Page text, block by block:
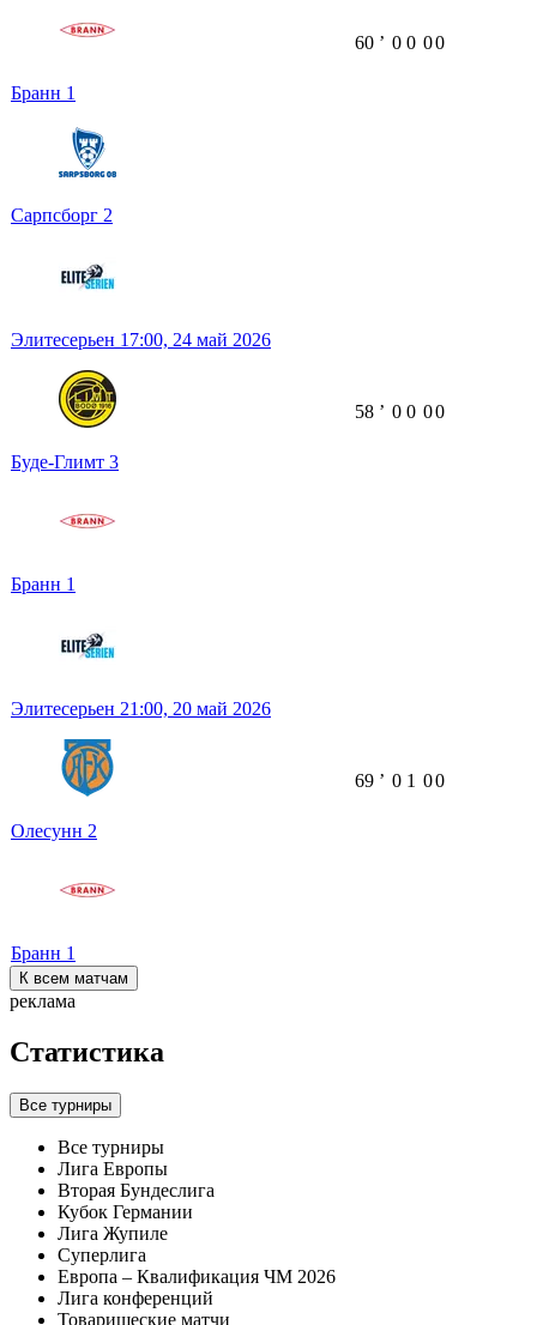
Бранн 1
Сарпсборг 2
60 ʼ 0 0 00
Элитесерьен 17:00, 24 май 2026
Буде-Глимт 3
Бранн 1
58 ʼ 0 0 00
Элитесерьен 21:00, 20 май 2026
Олесунн 2
Бранн 1
69 ʼ 0 1 00
К всем матчам
реклама
Статистика
Все турниры
Все турниры
Лига Европы
Вторая Бундеслига
Кубок Германии
Лига Жупиле
Суперлига
Европа – Квалификация ЧМ 2026
Лига конференций
Товарищеские матчи